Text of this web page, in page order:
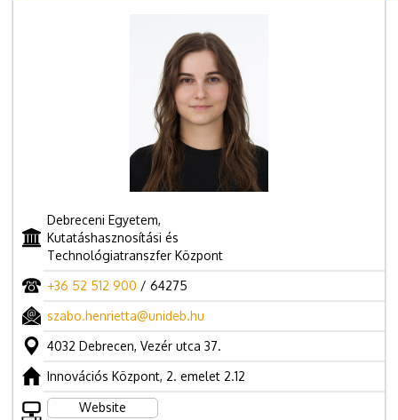
Debreceni Egyetem,
Kutatáshasznosítási és
Technológiatranszfer Központ
+36 52 512 900 / 64275
szabo.henrietta@unideb.hu
4032 Debrecen, Vezér utca 37.
Innovációs Központ, 2. emelet 2.12
Website